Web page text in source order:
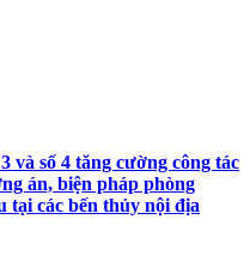
số 4 tăng cường công tác
án, biện pháp phòng
tại các bến thủy nội địa